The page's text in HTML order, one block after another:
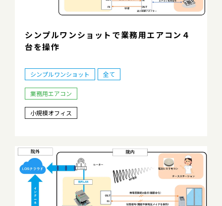
シンプルワンショットで業務用エアコン４
台を操作
シンプルワンショット 全て
業務用エアコン
小規模オフィス